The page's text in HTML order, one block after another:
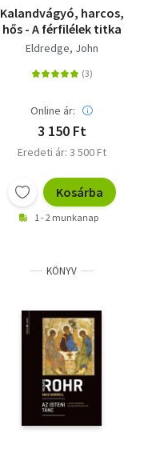
Kalandvágyó, harcos,
hős - A férfilélek titka
Eldredge, John
Online ár:
3 150 Ft
Eredeti ár: 3 500 Ft
Kosárba
1 - 2 munkanap
KÖNYV